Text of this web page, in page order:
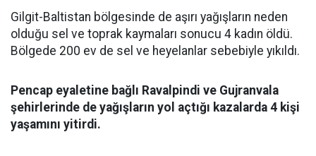
Gilgit-Baltistan bölgesinde de aşırı yağışların neden
olduğu sel ve toprak kaymaları sonucu 4 kadın öldü.
Bölgede 200 ev de sel ve heyelanlar sebebiyle yıkıldı.
Pencap eyaletine bağlı Ravalpindi ve Gujranvala
şehirlerinde de yağışların yol açtığı kazalarda 4 kişi
yaşamını yitirdi.